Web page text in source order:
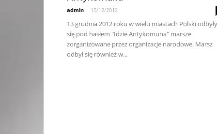
admin - 15/12/2012
13 grudnia 2012 roku w wielu miastach Polski odbyły
się pod hasłem "Idzie Antykomuna" marsze
zorganizowane przez organizacje narodowe. Marsz
odbył się również w...